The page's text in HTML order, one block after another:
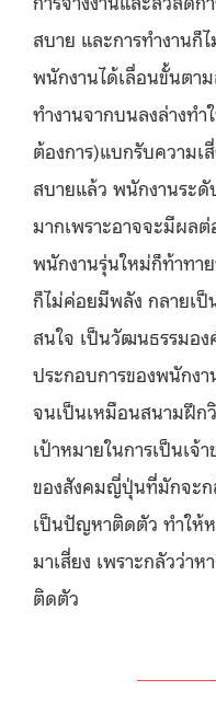
สบาย และการทำงานก็
พนักงานได้เลื่อนขั้นตา
ทำงานจากบนลงล่างท
ต้องการ)แบกรับความ
สบายแล้ว พนักงานระดั
มากเพราะอาจจะมีผล
พนักงานรุ่นใหม่ก็ท้าทา
ก็ไม่ค่อยมีพลัง กลายเป็
สนใจ เป็นวัฒนธรรมอ
ประกอบการของพนักง
จนเป็นเหมือนสนามฝึก
เป้าหมายในการเป็นเ
ของสังคมญี่ปุ่นที่มักจะก
เป็นปัญหาติดตัว ทำให้
มาเสี่ยง เพราะกลัวว่า
ติดตัว